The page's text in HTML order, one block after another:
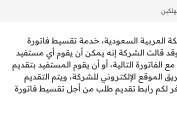
العربية السعودية، خدمة تقسيط فاتورة
قالت الشركة إنه يمكن أن يقوم أي مستفيد
مع الفاتورة التالية، أو أن يقوم المستفيد بتقديم
الإلكتروني للشركة، ويتم التقديم
لكم رابط تقديم طلب من أجل تقسيط فاتورة